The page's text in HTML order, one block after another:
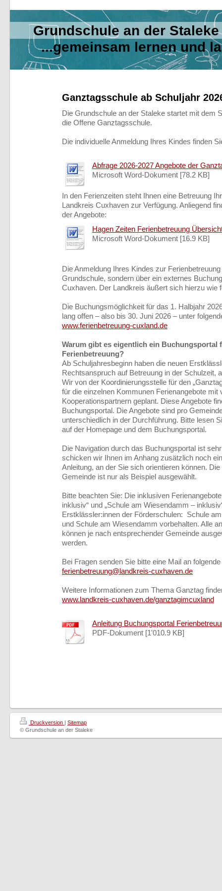
Grundschule an der
...gemeinsam lernen und
Ganztagsschule ab Schuljahr
Die Grundschule an der Staleke startet mit dem
die Offene Ganztagsschule.
Die individuelle Anmeldung Ihres Kindes finden
Abfrage 2026-2027 Angebote der
Microsoft Word-Dokument [78.2 KB]
In den Ferienzeiten steht Ihnen eine Betreuung
Landkreis Cuxhaven zur Verfügung. Anliegend
der Angebote:
Hagen Zeiten Ferienbetreuung
Microsoft Word-Dokument [16.9 KB]
Die Anmeldung Ihres Kindes zur
Grundschule, sondern über ein externes
Cuxhaven. Der Landkreis äußert sich hierzu wie
Die Buchungsmöglichkeit für das 1. Halbjahr
lang offen – also bis 30. Juni 2026 – unter
www.ferienbetreuung-cuxland.de
Warum gibt es eigentlich ein Buchungsportal
Ferienbetreuung?
Ab Schuljahresbeginn haben die neuen
Rechtsanspruch auf Betreuung in der Schulzeit,
Wir von der Koordinierungsstelle für den
für die einzelnen Kommunen Ferienangebote mit
Kooperationspartnern geplant. Diese Angebote
Buchungsportal. Die Angebote sind pro
unterschiedlich in der Durchführung. Bitte lesen
auf der Homepage und dem Buchungsportal.
Die Navigation durch das Buchungsportal ist
schicken wir Ihnen im Anhang zusätzlich noch
Anleitung, an der Sie sich orientieren können. Die
Gemeinde ist nur als Beispiel ausgewählt.
Bitte beachten Sie: Die inklusiven
inklusiv“ und „Schule am Wiesendamm –
Erstklässler:innen der Förderschulen: Schule
und Schule am Wiesendamm vorbehalten. Alle
können je nach entsprechender Gemeinde
werden.
Bei Fragen senden Sie bitte eine Mail an
ferienbetreuung@landkreis-cuxhaven.de
Weitere Informationen zum Thema Ganztag
www.landkreis-cuxhaven.de/ganztagimcuxland
Anleitung Buchungsportal
PDF-Dokument [1'010.9 KB]
Druckversion | Sitemap
© Grundschule an der Staleke